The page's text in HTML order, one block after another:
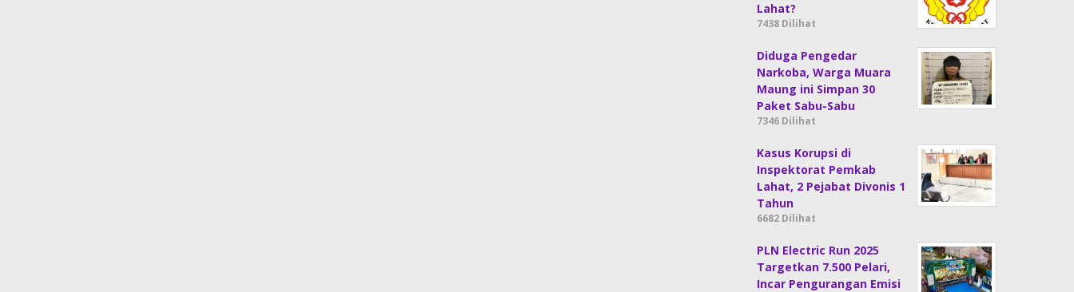
Lahat?
7438 Dilihat
Diduga Pengedar
Narkoba, Warga Muara
Maung ini Simpan 30
Paket Sabu-Sabu
7346 Dilihat
Kasus Korupsi di
Inspektorat Pemkab
Lahat, 2 Pejabat Divonis 1
Tahun
6682 Dilihat
PLN Electric Run 2025
Targetkan 7.500 Pelari,
Incar Pengurangan Emisi